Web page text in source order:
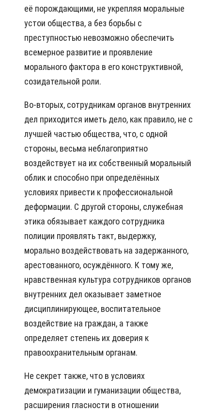
её порождающими, не укрепляя моральные
устои общества, а без борьбы с
преступностью невозможно обеспечить
всемерное развитие и проявление
морального фактора в его конструктивной,
созидательной роли.
Во-вторых, сотрудникам органов внутренних
дел приходится иметь дело, как правило, не с
лучшей частью общества, что, с одной
стороны, весьма неблагоприятно
воздействует на их собственный моральный
облик и способно при определённых
условиях привести к профессиональной
деформации. С другой стороны, служебная
этика обязывает каждого сотрудника
полиции проявлять такт, выдержку,
морально воздействовать на задержанного,
арестованного, осуждённого. К тому же,
нравственная культура сотрудников органов
внутренних дел оказывает заметное
дисциплинирующее, воспитательное
воздействие на граждан, а также
определяет степень их доверия к
правоохранительным органам.
Не секрет также, что в условиях
демократизации и гуманизации общества,
расширения гласности в отношении